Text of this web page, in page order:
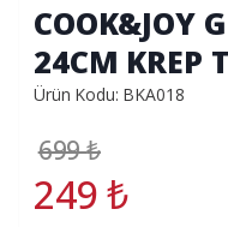
COOK&JOY
24CM KREP
Ürün Kodu: BKA018
699₺
249₺